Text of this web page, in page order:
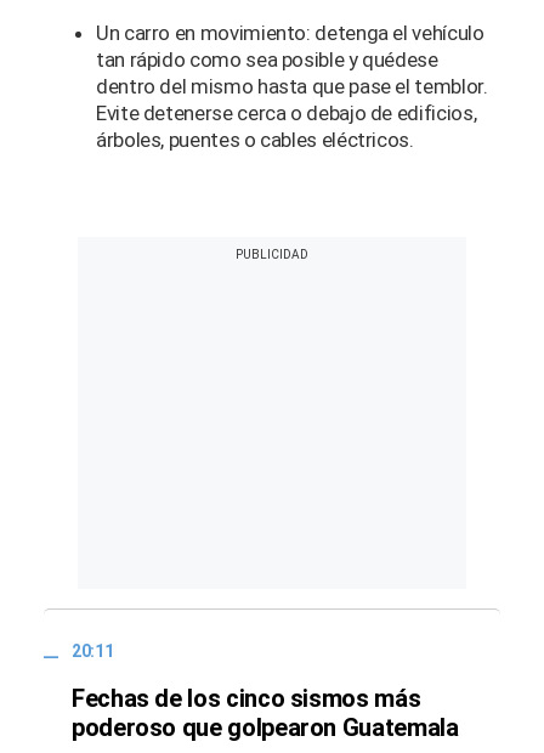
Un carro en movimiento: detenga el vehículo
tan rápido como sea posible y quédese
dentro del mismo hasta que pase el temblor.
Evite detenerse cerca o debajo de edificios,
árboles, puentes o cables eléctricos.
20:11
Fechas de los cinco sismos más
poderoso que golpearon Guatemala